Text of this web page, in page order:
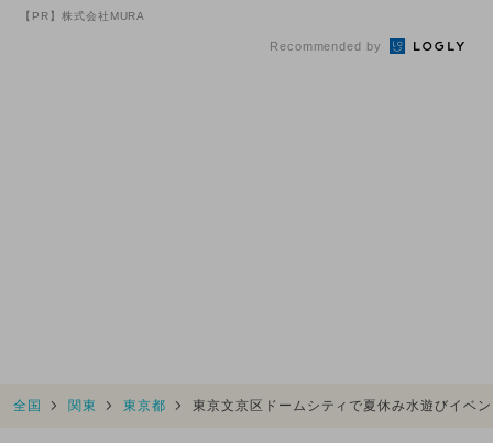
致』する方法
【PR】株式会社MURA
Recommended by
全国 関東 東京都 東京文京区ドームシティで夏休み水遊びイベ